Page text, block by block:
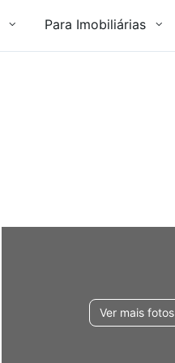
Para Imobiliárias
Ver mais fotos